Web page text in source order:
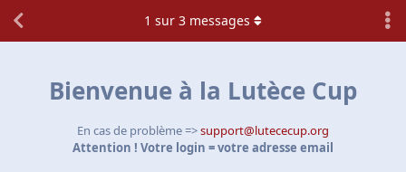
Bienvenue à la Lutèce Cup
En cas de problème =>support@lutececup.org
Attention ! Votre login = votre adresse email
1 sur 3 messages